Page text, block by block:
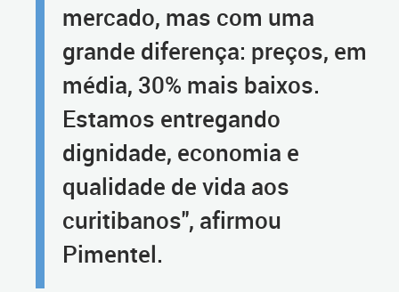
mercado, mas com uma
grande diferença: preços, em
média, 30% mais baixos.
Estamos entregando
dignidade, economia e
qualidade de vida aos
curitibanos", afirmou
Pimentel.